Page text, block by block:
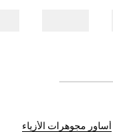
أساور مجوهرات الأزياء